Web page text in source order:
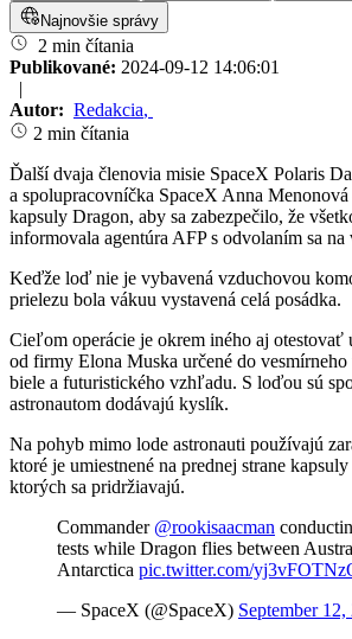
Najnovšie správy
2 min čítania
Publikované: 2024-09-12 14:06:01
|
Autor: Redakcia,
2 min čítania
Ďalší dvaja členovia misie SpaceX Polaris
a spolupracovníčka SpaceX Anna
kapsuly Dragon, aby sa zabezpečilo, že
informovala agentúra AFP s odvolaním sa na
Keďže loď nie je vybavená vzduchovou
prielezu bola vákuu vystavená celá posádka.
Cieľom operácie je okrem iného aj otestovať
od firmy Elona Muska určené do vesmírneho
biele a futuristického vzhľadu. S loďou sú
astronautom dodávajú kyslík.
Na pohyb mimo lode astronauti používajú
ktoré je umiestnené na prednej strane
ktorých sa pridržiavajú.
Commander @rookisaacman
tests while Dragon flies between
Antarctica pic.twitter.com/
— SpaceX (@SpaceX) September 12,